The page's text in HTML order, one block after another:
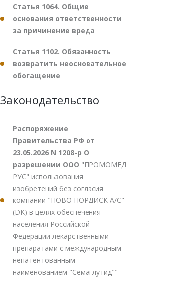
Статья 1064. Общие
основания ответственности
за причинение вреда
Статья 1102. Обязанность
возвратить неосновательное
обогащение
Законодательство
Распоряжение
Правительства РФ от
23.05.2026 N 1208-р О
разрешении ООО "ПРОМОМЕД
РУС" использования
изобретений без согласия
компании "НОВО НОРДИСК А/С"
(DK) в целях обеспечения
населения Российской
Федерации лекарственными
препаратами с международным
непатентованным
наименованием "Семаглутид""